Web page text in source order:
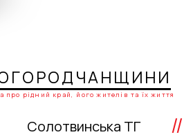
рідний край, його жителів та їх життя
Солотвинська ТГ //